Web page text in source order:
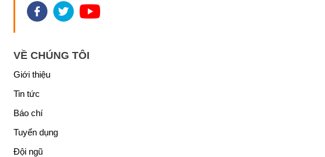
VỀ CHÚNG TÔI
Giới thiệu
Tin tức
Báo chí
Tuyển dụng
Đội ngũ